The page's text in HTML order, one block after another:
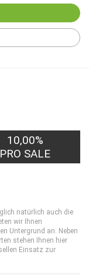
10,00%
PRO SALE
natürlich auch die
wir Ihnen
Untergrund an. Neben
stehen Ihnen hier
Einsatz zur